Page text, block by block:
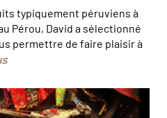
typiquement péruviens à
Pérou, David a sélectionné
permettre de faire plaisir à
© Felipe